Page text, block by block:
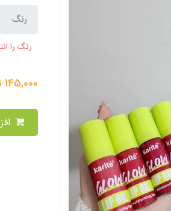
رنگ
رنگ را
145,000